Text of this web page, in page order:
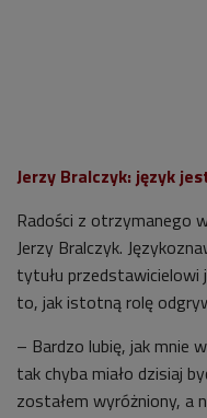
Jerzy Bralczyk: język
Radości z otrzymanego
Jerzy Bralczyk.
tytułu
to, jak istotną rolę
– Bardzo lubię, jak mnie
tak chyba miało dzisiaj
zostałem wyróżniony, a